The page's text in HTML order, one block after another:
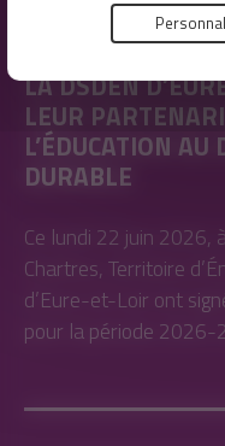
TERRITOIRE
LA DSDEN
LEUR
L’ÉDUCATION
DURABLE
Ce lundi 22 juin 2026,
Chartres, Territoire
d’Eure-et-Loir ont
pour la période 2026-